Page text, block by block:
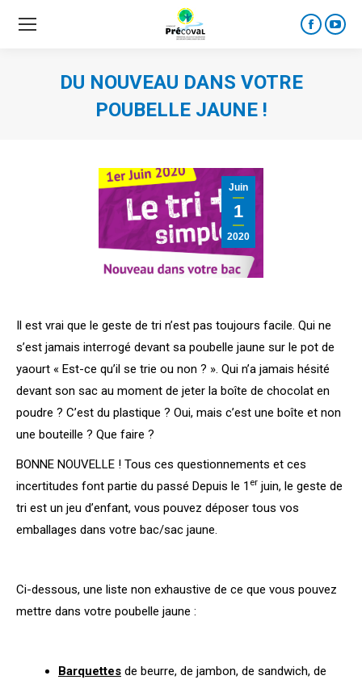
Facebook
DU NOUVEAU DANS VOTRE
POUBELLE JAUNE !
Juin
1
2020
Il est vrai que le geste de tri n’est pas toujours facile. Qui ne
s’est jamais interrogé devant sa poubelle jaune sur le pot de
yaourt « Est-ce qu’il se trie ou non ? ». Qui n’a jamais hésité
devant son sac au moment de jeter la boîte de chocolat en
poudre ? C’est du plastique ? Oui, mais c’est une boîte et non
une bouteille ? Que faire ?
BONNE NOUVELLE ! Tous ces questionnements et ces
incertitudes font partie du passé Depuis le 1 er juin, le geste de
tri est un jeu d’enfant, vous pouvez déposer tous vos
emballages dans votre bac/sac jaune.
Ci-dessous, une liste non exhaustive de ce que vous pouvez
mettre dans votre poubelle jaune :
Barquettes de beurre, de jambon, de sandwich, de